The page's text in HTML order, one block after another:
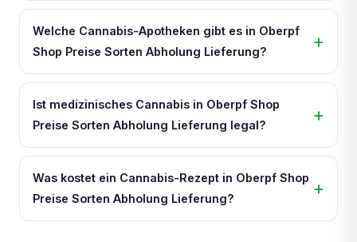
Welche Cannabis-Apotheken gibt es in Oberpf
Shop Preise Sorten Abholung Lieferung?
Ist medizinisches Cannabis in Oberpf Shop
Preise Sorten Abholung Lieferung legal?
Was kostet ein Cannabis-Rezept in Oberpf Shop
Preise Sorten Abholung Lieferung?